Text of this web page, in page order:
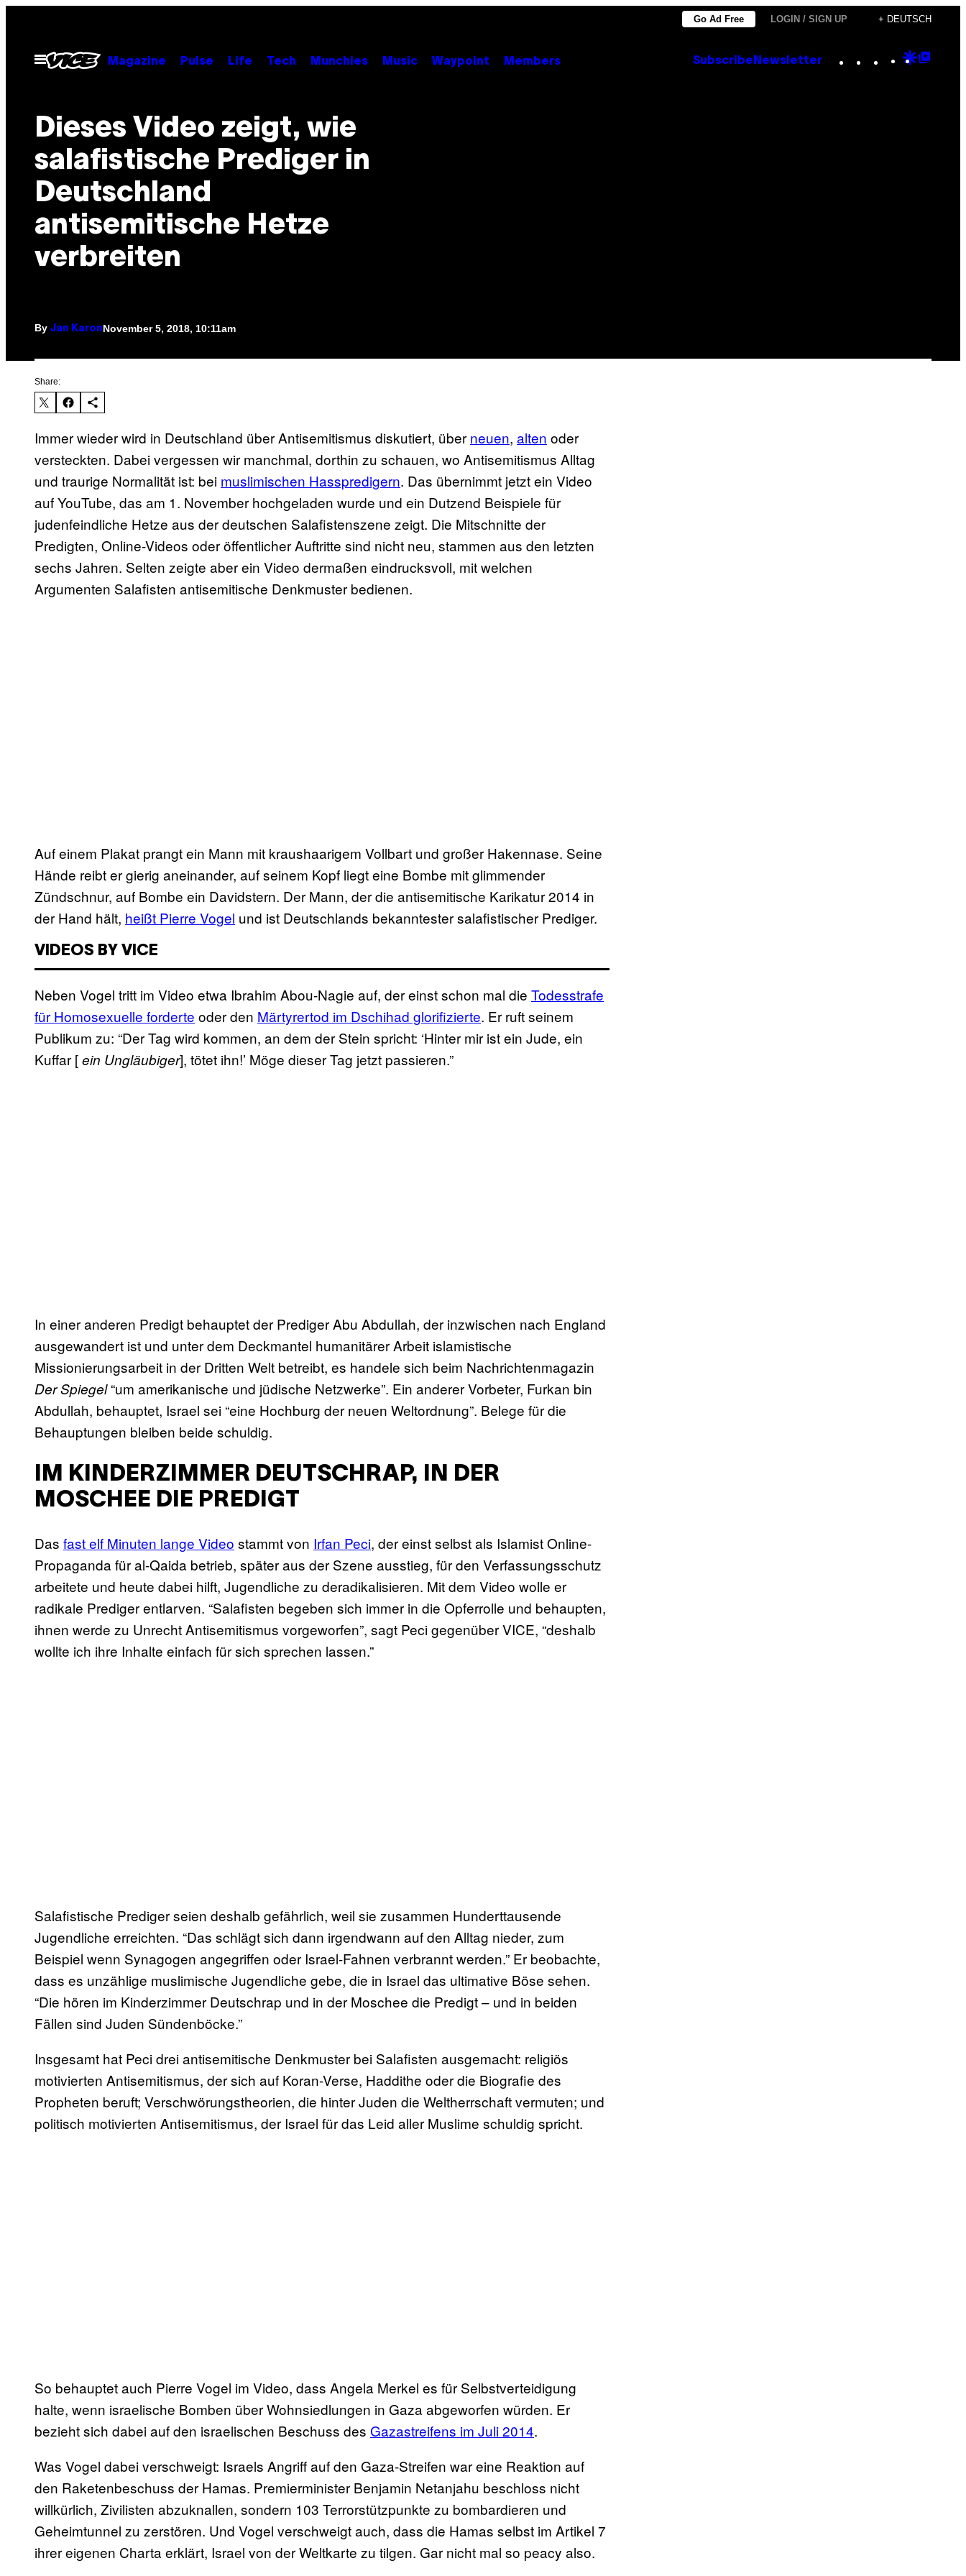
content
Go Ad Free LOGIN / SIGN UP + DEUTSCH
Open
Menu
Magazine Pulse Life Tech Munchies Music Waypoint Members Subscribe Newsletter Instagram
TikTok
YouTube
Google
Dieses Video zeigt, wie
salafistische Prediger in
Deutschland
antisemitische Hetze
verbreiten
By Jan KaronNovember 5, 2018, 10:11am
Share:
Immer wieder wird in Deutschland über Antisemitismus diskutiert, über neuen, alten oder
versteckten. Dabei vergessen wir manchmal, dorthin zu schauen, wo Antisemitismus Alltag
und traurige Normalität ist: bei muslimischen Hasspredigern. Das übernimmt jetzt ein Video
auf YouTube, das am 1. November hochgeladen wurde und ein Dutzend Beispiele für
judenfeindliche Hetze aus der deutschen Salafistenszene zeigt. Die Mitschnitte der
Predigten, Online-Videos oder öffentlicher Auftritte sind nicht neu, stammen aus den letzten
sechs Jahren. Selten zeigte aber ein Video dermaßen eindrucksvoll, mit welchen
Argumenten Salafisten antisemitische Denkmuster bedienen.
Auf einem Plakat prangt ein Mann mit kraushaarigem Vollbart und großer Hakennase. Seine
Hände reibt er gierig aneinander, auf seinem Kopf liegt eine Bombe mit glimmender
Zündschnur, auf Bombe ein Davidstern. Der Mann, der die antisemitische Karikatur 2014 in
der Hand hält, heißt Pierre Vogel und ist Deutschlands bekanntester salafistischer Prediger.
VIDEOS BY VICE
Neben Vogel tritt im Video etwa Ibrahim Abou-Nagie auf, der einst schon mal die Todesstrafe
für Homosexuelle forderte oder den Märtyrertod im Dschihad glorifizierte. Er ruft seinem
Publikum zu: “Der Tag wird kommen, an dem der Stein spricht: ‘Hinter mir ist ein Jude, ein
Kuffar [ein Ungläubiger], tötet ihn!’ Möge dieser Tag jetzt passieren.”
In einer anderen Predigt behauptet der Prediger Abu Abdullah, der inzwischen nach England
ausgewandert ist und unter dem Deckmantel humanitärer Arbeit islamistische
Missionierungsarbeit in der Dritten Welt betreibt, es handele sich beim Nachrichtenmagazin
Der Spiegel“um amerikanische und jüdische Netzwerke”. Ein anderer Vorbeter, Furkan bin
Abdullah, behauptet, Israel sei “eine Hochburg der neuen Weltordnung”. Belege für die
Behauptungen bleiben beide schuldig.
IM KINDERZIMMER DEUTSCHRAP, IN DER
MOSCHEE DIE PREDIGT
Das fast elf Minuten lange Video stammt von Irfan Peci, der einst selbst als Islamist Online-
Propaganda für al-Qaida betrieb, später aus der Szene ausstieg, für den Verfassungsschutz
arbeitete und heute dabei hilft, Jugendliche zu deradikalisieren. Mit dem Video wolle er
radikale Prediger entlarven. “Salafisten begeben sich immer in die Opferrolle und behaupten,
ihnen werde zu Unrecht Antisemitismus vorgeworfen”, sagt Peci gegenüber VICE, “deshalb
wollte ich ihre Inhalte einfach für sich sprechen lassen.”
Salafistische Prediger seien deshalb gefährlich, weil sie zusammen Hunderttausende
Jugendliche erreichten. “Das schlägt sich dann irgendwann auf den Alltag nieder, zum
Beispiel wenn Synagogen angegriffen oder Israel-Fahnen verbrannt werden.” Er beobachte,
dass es unzählige muslimische Jugendliche gebe, die in Israel das ultimative Böse sehen.
“Die hören im Kinderzimmer Deutschrap und in der Moschee die Predigt – und in beiden
Fällen sind Juden Sündenböcke.”
Insgesamt hat Peci drei antisemitische Denkmuster bei Salafisten ausgemacht: religiös
motivierten Antisemitismus, der sich auf Koran-Verse, Haddithe oder die Biografie des
Propheten beruft; Verschwörungstheorien, die hinter Juden die Weltherrschaft vermuten; und
politisch motivierten Antisemitismus, der Israel für das Leid aller Muslime schuldig spricht.
So behauptet auch Pierre Vogel im Video, dass Angela Merkel es für Selbstverteidigung
halte, wenn israelische Bomben über Wohnsiedlungen in Gaza abgeworfen würden. Er
bezieht sich dabei auf den israelischen Beschuss des Gazastreifens im Juli 2014.
Was Vogel dabei verschweigt: Israels Angriff auf den Gaza-Streifen war eine Reaktion auf
den Raketenbeschuss der Hamas. Premierminister Benjamin Netanjahu beschloss nicht
willkürlich, Zivilisten abzuknallen, sondern 103 Terrorstützpunkte zu bombardieren und
Geheimtunnel zu zerstören. Und Vogel verschweigt auch, dass die Hamas selbst im Artikel 7
ihrer eigenen Charta erklärt, Israel von der Weltkarte zu tilgen. Gar nicht mal so peacy also.